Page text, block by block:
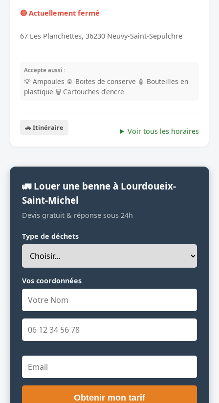
🔴 Actuellement fermé
67 Les Planchettes, 36230 Neuvy-Saint-Sepulchre
Accepte aussi :
💡 Ampoules 🥫 Boites de conserve 🧴 Bouteilles en
plastique 🗑️ Cartouches d'encre
🚗 Itinéraire Voir tous les horaires
🚛 Louer une benne à Lourdoueix-
Saint-Michel
Devis gratuit & réponse sous 24h
Type de déchets
Vos coordonnées
Obtenir mon tarif